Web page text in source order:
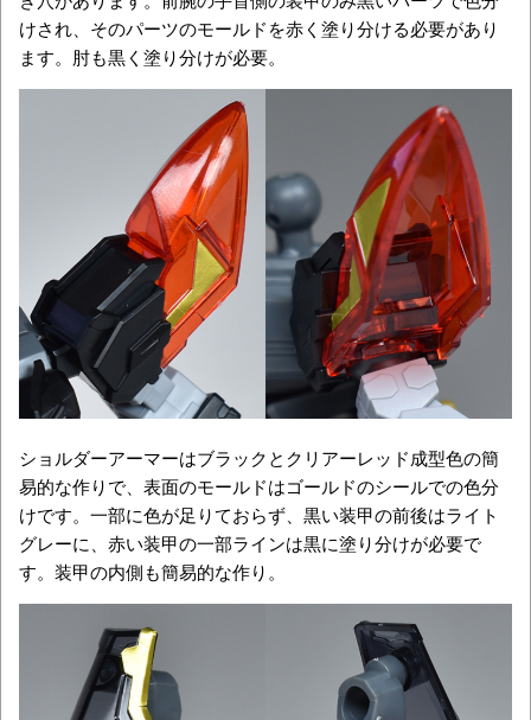
けされ、そのパーツのモールドを赤く塗り分ける必要があり
ます。肘も黒く塗り分けが必要。
ショルダーアーマーはブラックとクリアーレッド成型色の簡
易的な作りで、表面のモールドはゴールドのシールでの色分
けです。一部に色が足りておらず、黒い装甲の前後はライト
グレーに、赤い装甲の一部ラインは黒に塗り分けが必要で
す。装甲の内側も簡易的な作り。